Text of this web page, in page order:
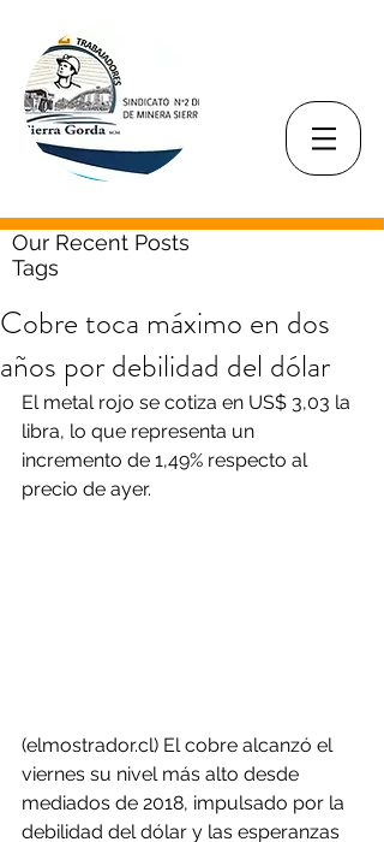
Our Recent Posts
Tags
Cobre toca máximo en dos
años por debilidad del dólar
El metal rojo se cotiza en US$ 3,03 la
libra, lo que representa un
incremento de 1,49% respecto al
precio de ayer.
(elmostrador.cl) El cobre alcanzó el
viernes su nivel más alto desde
mediados de 2018, impulsado por la
debilidad del dólar y las esperanzas